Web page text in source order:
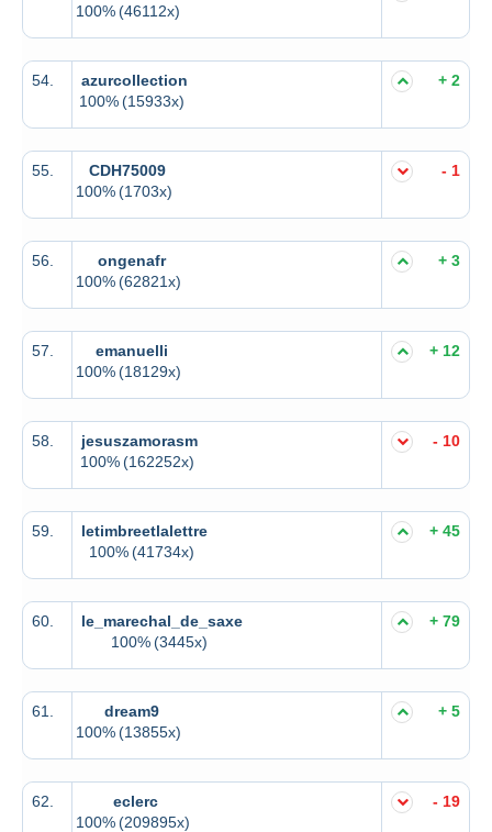
100%(46112x)
54.
azurcollection
100%(15933x)
+ 2
55.
CDH75009
100%(1703x)
- 1
56.
ongenafr
100%(62821x)
+ 3
57.
emanuelli
100%(18129x)
+ 12
58.
jesuszamorasm
100% (162252x)
- 10
59.
letimbreetlalettre
100%(41734x)
+ 45
60.
le_marechal_de_saxe
100%(3445x)
+ 79
61.
dream9
100%(13855x)
+ 5
62.
eclerc
100%(209895x)
- 19